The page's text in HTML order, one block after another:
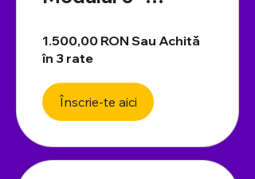
intuiției
1.500,00 RON Sau Achită
în 3 rate
Înscrie-te aici